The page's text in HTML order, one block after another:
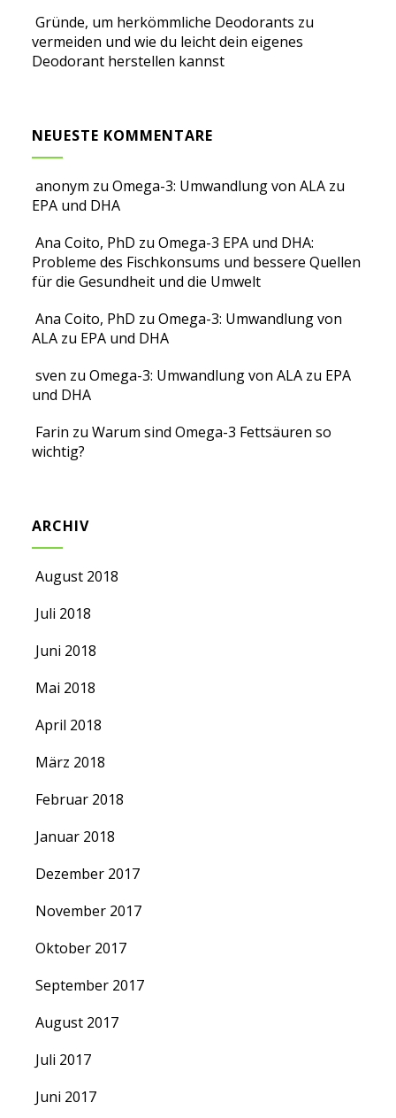
Gründe, um herkömmliche Deodorants zu
vermeiden und wie du leicht dein eigenes
Deodorant herstellen kannst
NEUESTE KOMMENTARE
anonym zuOmega-3: Umwandlung von ALA zu
EPA und DHA
Ana Coito, PhD zuOmega-3 EPA und DHA:
Probleme des Fischkonsums und bessere Quellen
für die Gesundheit und die Umwelt
Ana Coito, PhD zuOmega-3: Umwandlung von
ALA zu EPA und DHA
sven zuOmega-3: Umwandlung von ALA zu EPA
und DHA
Farin zuWarum sind Omega-3 Fettsäuren so
wichtig?
ARCHIV
August 2018
Juli 2018
Juni 2018
Mai 2018
April 2018
März 2018
Februar 2018
Januar 2018
Dezember 2017
November 2017
Oktober 2017
September 2017
August 2017
Juli 2017
Juni 2017